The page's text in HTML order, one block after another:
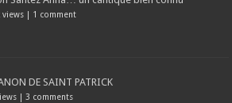
views | 1 comment
DE SAINT PATRICK
| 3 comments